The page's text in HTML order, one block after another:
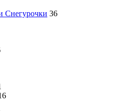
Снегурочки 36